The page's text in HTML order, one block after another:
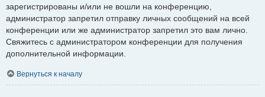
зарегистрированы и/или не вошли на конференцию,
администратор запретил отправку личных сообщений на всей
конференции или же администратор запретил это вам лично.
Свяжитесь с администратором конференции для получения
дополнительной информации.
Вернуться к началу